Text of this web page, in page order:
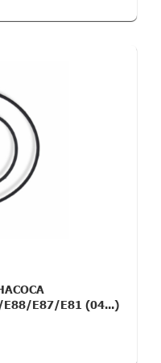
E87/E81 (04...)